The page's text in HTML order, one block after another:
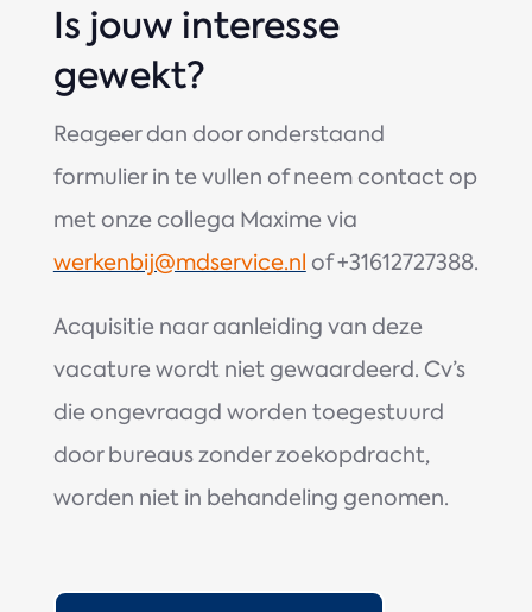
Is jouw interesse
gewekt?
Reageer dan door onderstaand
formulier in te vullen of neem contact op
met onze collega Maxime via
werkenbij@mdservice.nl of +31612727388.
Acquisitie naar aanleiding van deze
vacature wordt niet gewaardeerd. Cv’s
die ongevraagd worden toegestuurd
door bureaus zonder zoekopdracht,
worden niet in behandeling genomen.